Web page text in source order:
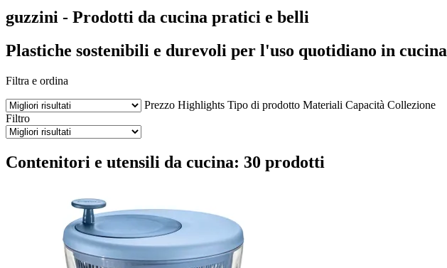
guzzini - Prodotti da cucina pratici e belli
Plastiche sostenibili e durevoli per l'uso quotidiano in cucina
Filtra e ordina
Prezzo Highlights Tipo di prodotto Materiali Capacità Collezione
Filtro
Contenitori e utensili da cucina: 30 prodotti